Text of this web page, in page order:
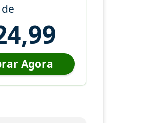
Agora